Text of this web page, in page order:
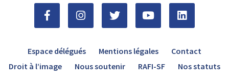
Espace délégués Mentions légales
Contact
Droit à l’image
Nous soutenir RAFI-SF Nos statuts